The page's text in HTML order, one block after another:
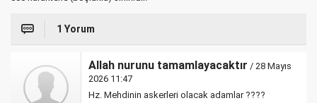
1 Yorum
Allah nurunu tamamlayacaktır / 28 Mayıs
2026 11:47
Hz. Mehdinin askerleri olacak adamlar ????